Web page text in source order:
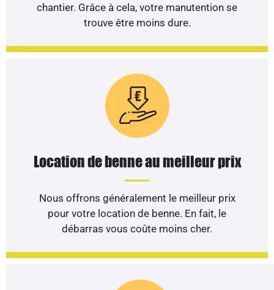
chantier. Grâce à cela, votre manutention se
trouve être moins dure.
Location de benne au meilleur prix
Nous offrons généralement le meilleur prix
pour votre location de benne. En fait, le
débarras vous coûte moins cher.